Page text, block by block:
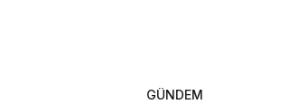
GÜNDEM